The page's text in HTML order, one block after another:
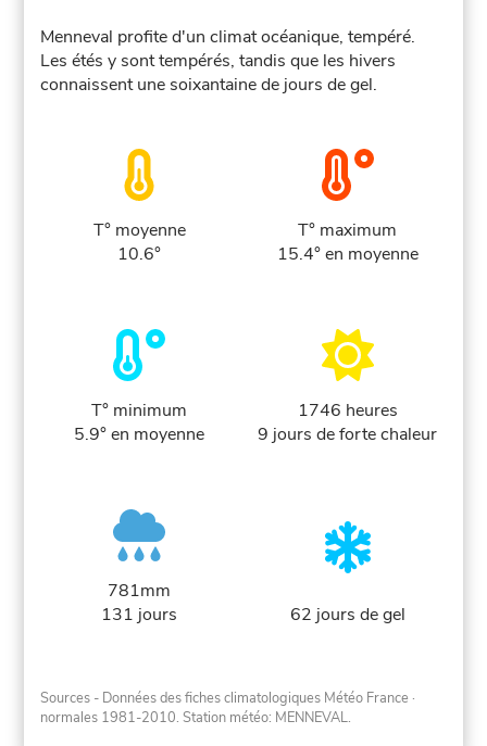
Menneval profite d'un climat océanique, tempéré.
Les étés y sont tempérés, tandis que les hivers
connaissent une soixantaine de jours de gel.
T° moyenne
10.6°
T° maximum
15.4° en moyenne
T° minimum
5.9° en moyenne
1746 heures
9 jours de forte chaleur
781mm
131 jours
62 jours de gel
Sources - Données des fiches climatologiques Météo France ·
normales 1981-2010. Station météo: MENNEVAL.